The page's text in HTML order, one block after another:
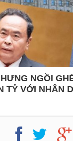
NGỒI
TỶ VỚI NHÂN